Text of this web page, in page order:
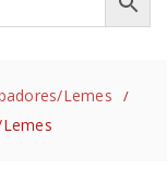
Lemes /